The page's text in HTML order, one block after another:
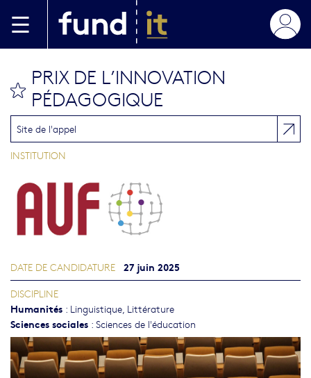
bookmark this
PRIX DE L’INNOVATION
PÉDAGOGIQUE
Site de l'appel
INSTITUTION
DATE DE CANDIDATURE 27 juin 2025
DISCIPLINE
Humanités : Linguistique, Littérature
Sciences sociales : Sciences de l'éducation